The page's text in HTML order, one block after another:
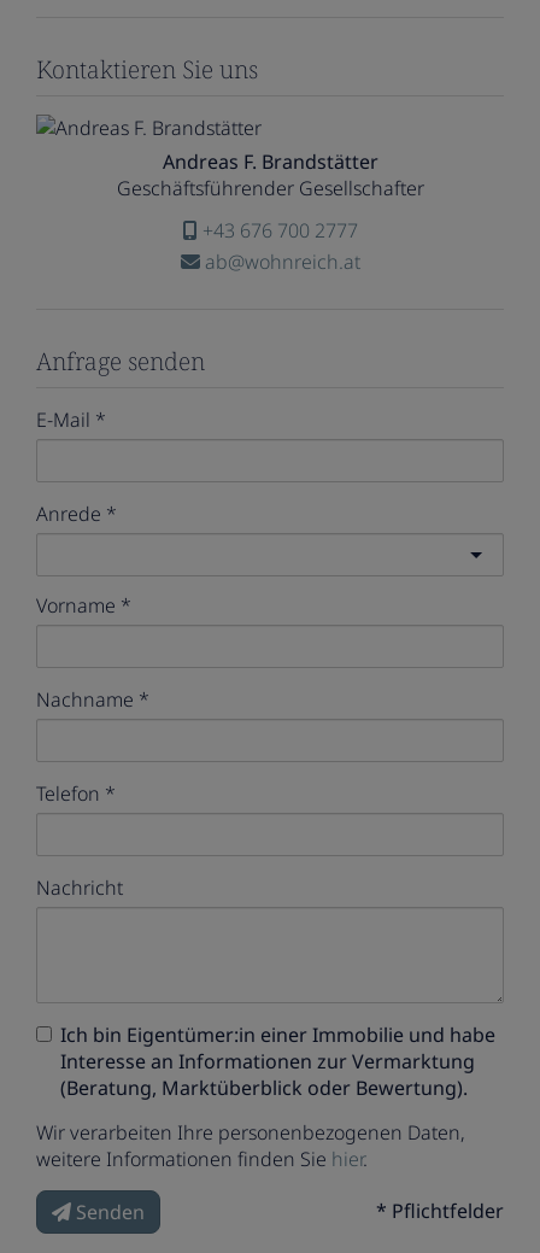
Kontaktieren Sie uns
Andreas F. Brandstätter
Geschäftsführender Gesellschafter
+43 676 700 2777
ab@wohnreich.at
Anfrage senden
E-Mail
Anrede
Vorname
Nachname
Telefon
Nachricht
Ich bin Eigentümer:in einer Immobilie und habe
Interesse an Informationen zur Vermarktung
(Beratung, Marktüberblick oder Bewertung).
Wir verarbeiten Ihre personenbezogenen Daten,
weitere Informationen finden Sie hier.
Senden
* Pflichtfelder